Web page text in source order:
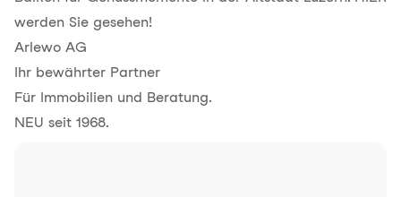
werden Sie gesehen!
Arlewo AG
Ihr bewährter Partner
Für Immobilien und Beratung.
NEU seit 1968.